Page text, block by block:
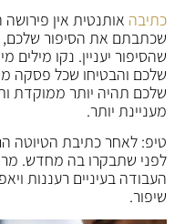
כתיבה אותנטית אין
שכתבתם את הסיפור
שהסיפור יעניין. נקו מילים
שלכם והבטיחו שכל פסקה
שלכם תהיה יותר ממוקדת
מעניינת יותר.
טיפ: לאחר כתיבת הטיוטה
לפני שתבקרו בה מחדש.
העבודה בעיניים רעננות
שיפור.